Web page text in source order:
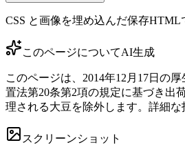
CSS と画像を埋め込んだ保存HTML
このページについてAI生成
このページは、2014年12月17日の
置法第20条第2項の規定に基づき出
理される大豆を除外します。詳細
スクリーンショット